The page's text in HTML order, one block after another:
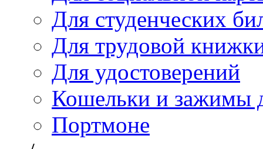
Для студенческих
Для трудовой
Для удостоверений
Кошельки и зажимы
Портмоне